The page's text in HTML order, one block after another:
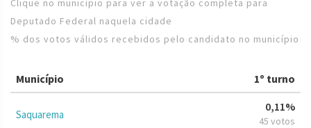
Deputado Federal naquela cidade
% dos votos válidos recebidos pelo candidato no município
Município 1º turno
Saquarema
0,11%
45 votos